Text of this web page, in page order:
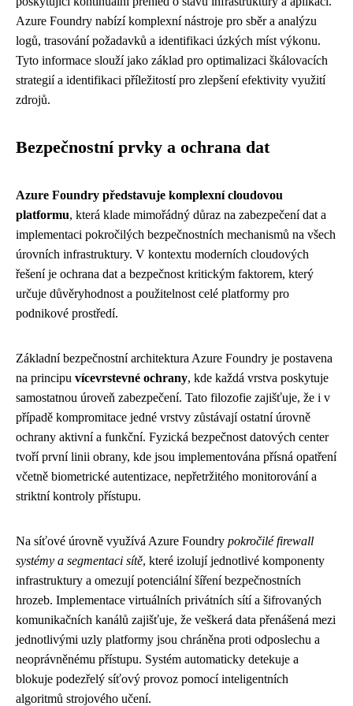
Azure Foundry nabízí komplexní nástroje pro sběr a analýzu
logů, trasování požadavků a identifikaci úzkých míst výkonu.
Tyto informace slouží jako základ pro optimalizaci škálovacích
strategií a identifikaci příležitostí pro zlepšení efektivity využití
zdrojů.
Bezpečnostní prvky a ochrana dat
Azure Foundry představuje komplexní cloudovou
platformu, která klade mimořádný důraz na zabezpečení dat a
implementaci pokročilých bezpečnostních mechanismů na všech
úrovních infrastruktury. V kontextu moderních cloudových
řešení je ochrana dat a bezpečnost kritickým faktorem, který
určuje důvěryhodnost a použitelnost celé platformy pro
podnikové prostředí.
Základní bezpečnostní architektura Azure Foundry je postavena
na principu vícevrstevné ochrany, kde každá vrstva poskytuje
samostatnou úroveň zabezpečení. Tato filozofie zajišťuje, že i v
případě kompromitace jedné vrstvy zůstávají ostatní úrovně
ochrany aktivní a funkční. Fyzická bezpečnost datových center
tvoří první linii obrany, kde jsou implementována přísná opatření
včetně biometrické autentizace, nepřetržitého monitorování a
striktní kontroly přístupu.
Na síťové úrovně využívá Azure Foundry pokročilé firewall
systémy a segmentaci sítě, které izolují jednotlivé komponenty
infrastruktury a omezují potenciální šíření bezpečnostních
hrozeb. Implementace virtuálních privátních sítí a šifrovaných
komunikačních kanálů zajišťuje, že veškerá data přenášená mezi
jednotlivými uzly platformy jsou chráněna proti odposlechu a
neoprávněnému přístupu. Systém automaticky detekuje a
blokuje podezřelý síťový provoz pomocí inteligentních
algoritmů strojového učení.